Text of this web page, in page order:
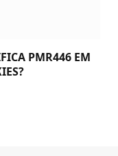
PMR446 EM